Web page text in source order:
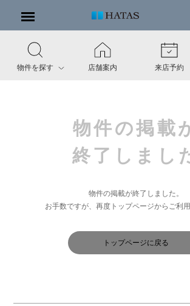
物件を探す 店舗案内 来店予約
物件の掲載
終了しまし
物件の掲載が終了しました。
お手数ですが、再度トップページからご利用
トップページに戻る